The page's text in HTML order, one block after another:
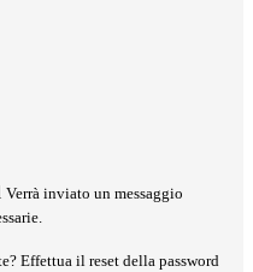
Verrà inviato un messaggio
Effettua il reset della password